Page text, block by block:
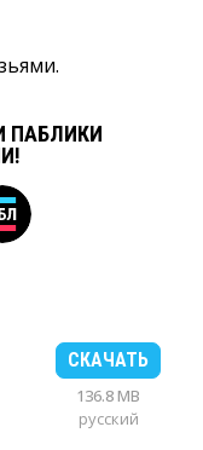
ПАБЛИКИ
СКАЧАТЬ
136.8 MB
русский